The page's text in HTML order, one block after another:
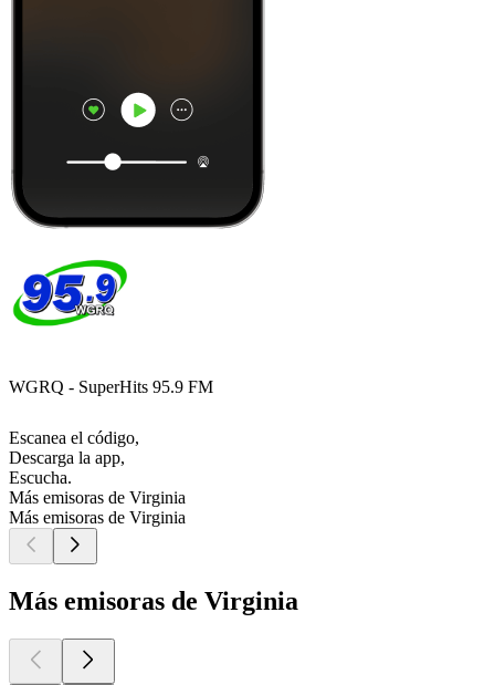
WGRQ - SuperHits 95.9 FM
Escanea el código,
Descarga la app,
Escucha.
Más emisoras de Virginia
Más emisoras de Virginia
Más emisoras de Virginia